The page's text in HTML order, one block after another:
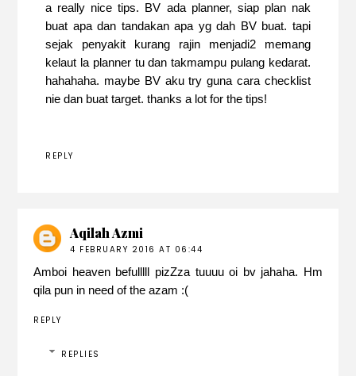
a really nice tips. BV ada planner, siap plan nak
buat apa dan tandakan apa yg dah BV buat. tapi
sejak penyakit kurang rajin menjadi2 memang
kelaut la planner tu dan takmampu pulang kedarat.
hahahaha. maybe BV aku try guna cara checklist
nie dan buat target. thanks a lot for the tips!
REPLY
Aqilah Azmi
4 FEBRUARY 2016 AT 06:44
Amboi heaven befulllll pizZza tuuuu oi bv jahaha. Hm
qila pun in need of the azam :(
REPLY
REPLIES